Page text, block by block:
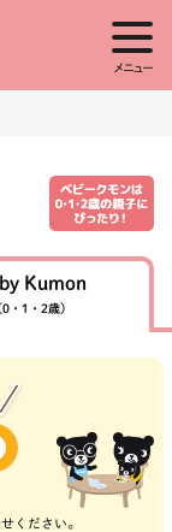
メニュー
Kumon
0・1・2歳）
ください。